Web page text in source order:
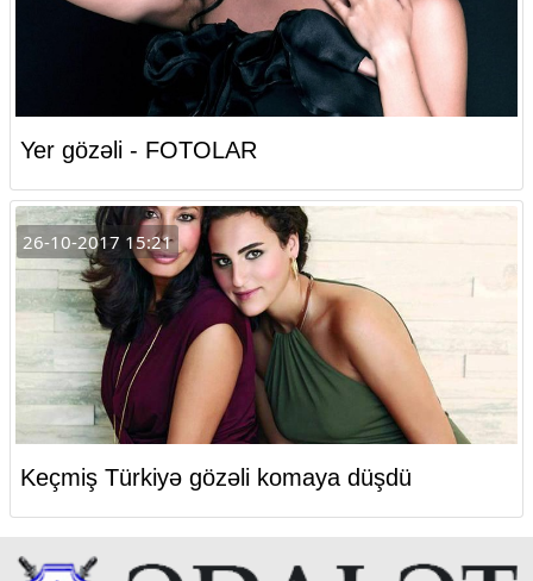
Yer gözəli - FOTOLAR
26-10-2017 15:21
Keçmiş Türkiyə gözəli komaya düşdü